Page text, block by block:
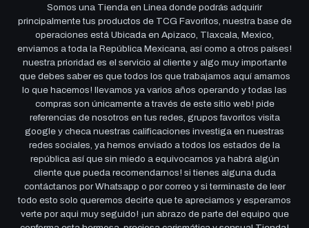
Somos una Tienda en Linea donde podrás adquirir
principalmente tus productos de TCG Favoritos, nuestra base de
operaciones está Ubicada en Apizaco, Tlaxcala, Mexico,
enviamos a toda la República Mexicana, así como a otros países!
nuestra prioridad es el servicio al cliente y algo muy importante
que debes saber es que todos los que trabajamos aquí amamos
lo que hacemos! llevamos ya varios años operando y todas las
compras son únicamente a través de este sitio web! pide
referencias de nosotros en tus redes, grupos favoritos visita
google y checa nuestras calificaciones investiga en nuestras
redes sociales, ya hemos enviado a todos los estados de la
república así que sin miedo a equivocarnos ya habrá algún
cliente que pueda recomendarnos! si tienes alguna duda
contáctanos por Whatsapp o por correo y si terminaste de leer
todo esto solo queremos decirte que te apreciamos y esperamos
verte por aqui muy seguido! ¡un abrazo de parte del equipo que